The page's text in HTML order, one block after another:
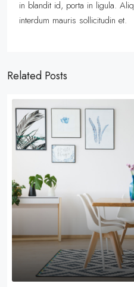
in blandit id, porta in ligula.
interdum mauris sollicitudin et.
Related Posts